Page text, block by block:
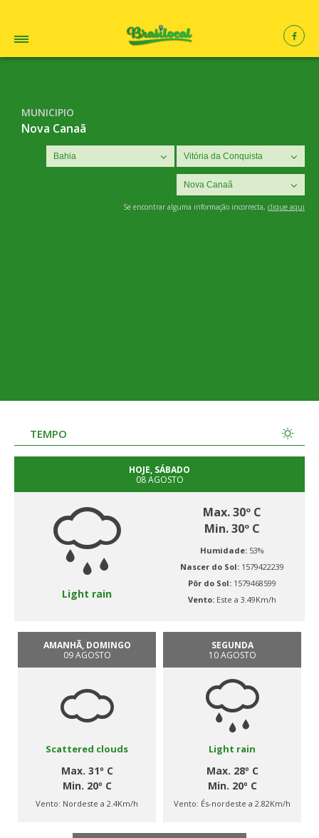
MUNICIPIO
Nova Canaã
Se encontrar alguma informação incorrecta, clique aqui
TEMPO
HOJE, SÁBADO
08 AGOSTO
Light rain
Max. 30º C
Min. 30º C
Humidade: 53%
Nascer do Sol: 1579422239
Pôr do Sol: 1579468599
Vento: Este a 3.49Km/h
AMANHÃ, DOMINGO
09 AGOSTO
Scattered clouds
Max. 31º C
Min. 20º C
Vento: Nordeste a 2.4Km/h
SEGUNDA
10 AGOSTO
Light rain
Max. 28º C
Min. 20º C
Vento: És-nordeste a 2.82Km/h